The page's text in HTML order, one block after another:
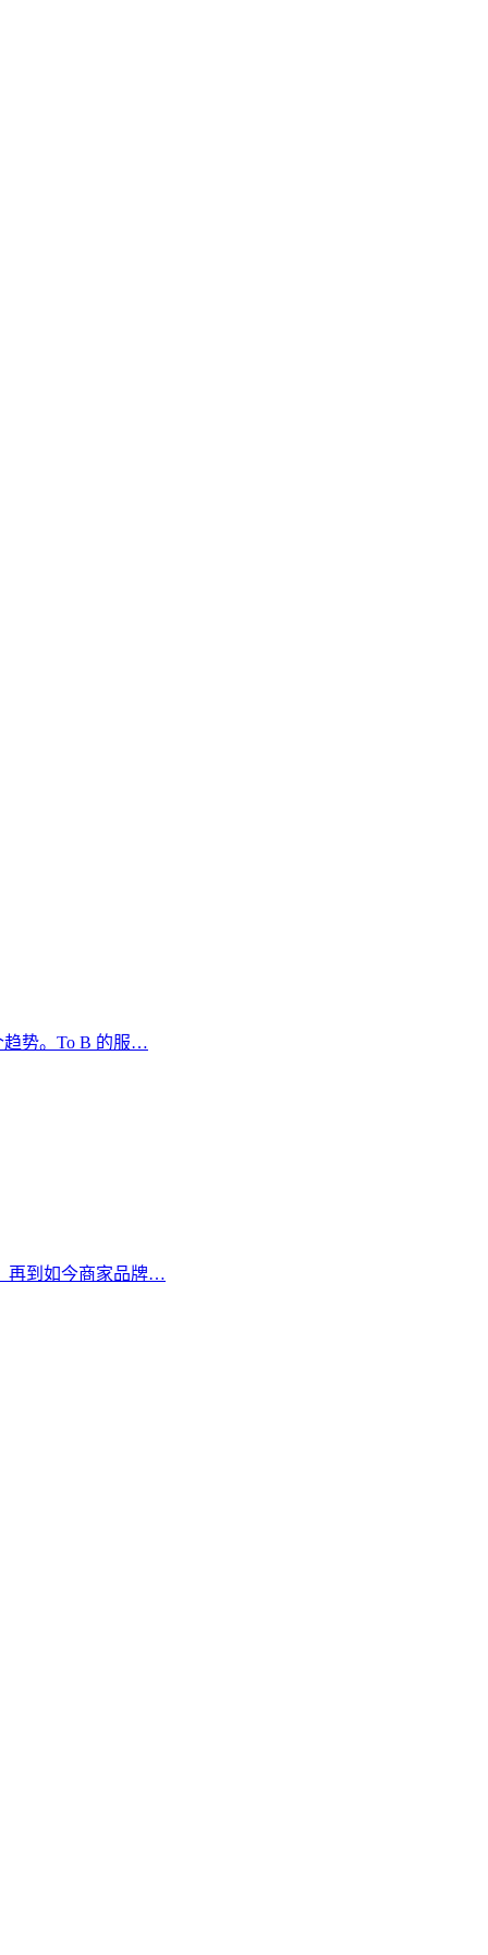
趋势。To B 的服…
再到如今商家品牌…